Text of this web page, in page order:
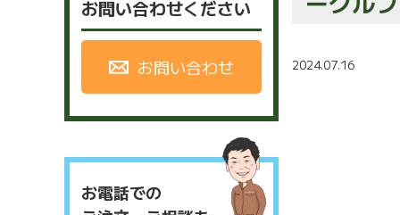
お問い合わせください
お問い合わせ
お電話での
2024.07.16